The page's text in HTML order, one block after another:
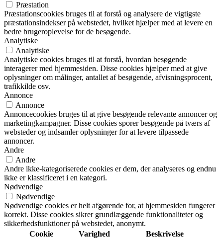
Præstation
Præstationscookies bruges til at forstå og analysere de vigtigste
præstationsindekser på webstedet, hvilket hjælper med at levere en
bedre brugeroplevelse for de besøgende.
Analytiske
Analytiske
Analytiske cookies bruges til at forstå, hvordan besøgende
interagerer med hjemmesiden. Disse cookies hjælper med at give
oplysninger om målinger, antallet af besøgende, afvisningsprocent,
trafikkilde osv.
Annonce
Annonce
Annoncecookies bruges til at give besøgende relevante annoncer og
marketingkampagner. Disse cookies sporer besøgende på tværs af
websteder og indsamler oplysninger for at levere tilpassede
annoncer.
Andre
Andre
Andre ikke-kategoriserede cookies er dem, der analyseres og endnu
ikke er klassificeret i en kategori.
Nødvendige
Nødvendige
Nødvendige cookies er helt afgørende for, at hjemmesiden fungerer
korrekt. Disse cookies sikrer grundlæggende funktionaliteter og
sikkerhedsfunktioner på webstedet, anonymt.
Cookie
Varighed Beskrivelse